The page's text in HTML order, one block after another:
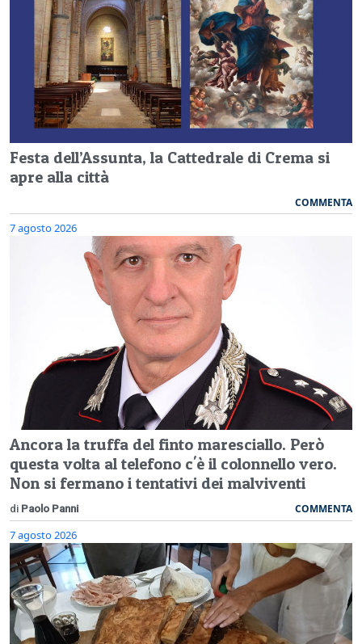
Festa dell’Assunta, la Cattedrale di Crema si
apre alla città
COMMENTA
7 agosto 2026
Ancora la truffa del finto maresciallo. Però
questa volta al telefono c'è il colonnello vero.
Non si fermano i tentativi dei malviventi
di Paolo Panni COMMENTA
7 agosto 2026